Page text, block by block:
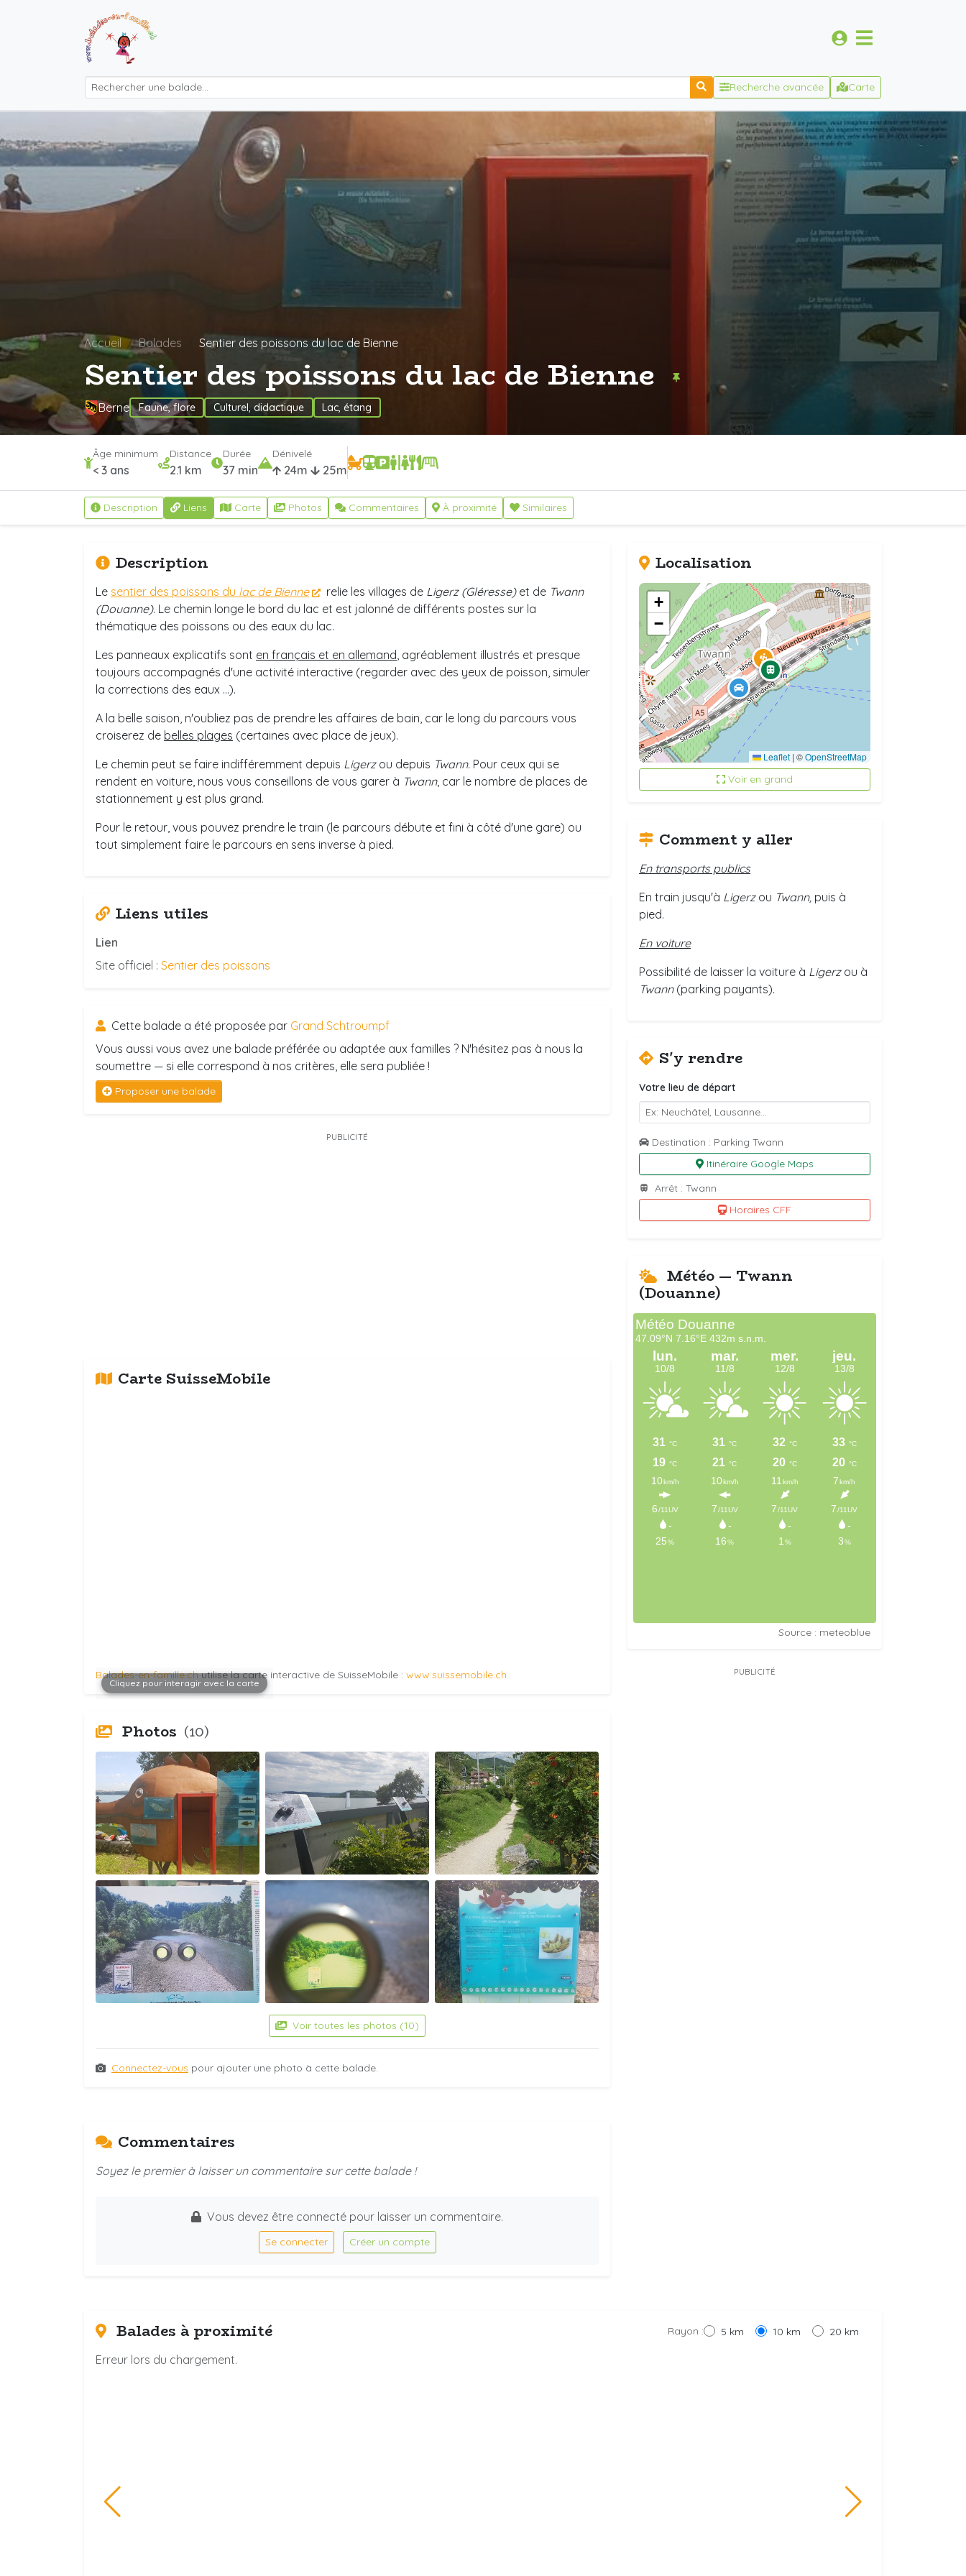
Recherche avancée Carte
Accueil Balades Sentier des poissons du lac de Bienne
Sentier des poissons du lac de Bienne
Berne Faune, flore Culturel, didactique Lac, étang
Âge minimum
< 3 ans
Distance
2.1 km
Durée
37 min
Dénivelé
24m 25m
Description Liens Carte Photos Commentaires À proximité Similaires
Description
Le sentier des poissons du lac de Bienne relie les villages de Ligerz (Gléresse)et de Twann
(Douanne). Le chemin longe le bord du lac et est jalonné de différents postes sur la
thématique des poissons ou des eaux du lac.
Les panneaux explicatifs sont en français et en allemand, agréablement illustrés et presque
toujours accompagnés d'une activité interactive (regarder avec des yeux de poisson, simuler
la corrections des eaux ...).
A la belle saison, n'oubliez pas de prendre les affaires de bain, car le long du parcours vous
croiserez de belles plages (certaines avec place de jeux).
Le chemin peut se faire indifféremment depuis Ligerzou depuis Twann. Pour ceux qui se
rendent en voiture, nous vous conseillons de vous garer à Twann, car le nombre de places de
stationnement y est plus grand.
Pour le retour, vous pouvez prendre le train (le parcours débute et fini à côté d'une gare) ou
tout simplement faire le parcours en sens inverse à pied.
Liens utiles
Lien
Site officiel : Sentier des poissons
Cette balade a été proposée par Grand Schtroumpf
Vous aussi vous avez une balade préférée ou adaptée aux familles ? N'hésitez pas à nous la
soumettre — si elle correspond à nos critères, elle sera publiée !
Proposer une balade
PUBLICITÉ
Carte SuisseMobile
Cliquez pour interagir avec la carte
Balades-en-famille.chutilise la carte interactive de SuisseMobile : www.suissemobile.ch
Photos (10)
Voir toutes les photos (10)
Connectez-vous pour ajouter une photo à cette balade.
Localisation
+
−
Leaflet | ©OpenStreetMap
Voir en grand
Comment y aller
En transports publics
En train jusqu'à Ligerzou Twann, puis à
pied.
En voiture
Possibilité de laisser la voiture à Ligerzou à
Twann(parking payants).
S'y rendre
Votre lieu de départ
Destination : Parking Twann
Itinéraire Google Maps
Arrêt : Twann
Horaires CFF
Météo — Twann
(Douanne)
Source : meteoblue
PUBLICITÉ
Commentaires
Soyez le premier à laisser un commentaire sur cette balade !
Vous devez être connecté pour laisser un commentaire.
Se connecter Créer un compte
Balades à proximité Rayon : 5 km 10 km 20 km
Erreur lors du chargement.